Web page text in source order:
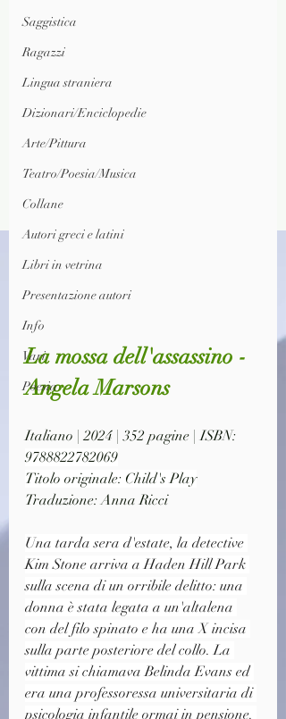
Saggistica
Ragazzi
Lingua straniera
Dizionari/Enciclopedie
Arte/Pittura
Teatro/Poesia/Musica
Collane
Autori greci e latini
Libri in vetrina
Presentazione autori
Info
Vari
Poesia
La mossa dell'assassino -
Angela Marsons
Italiano | 2024 | 352 pagine | ISBN:
9788822782069
Titolo originale: Child's Play
Traduzione: Anna Ricci
Una tarda sera d'estate, la detective
Kim Stone arriva a Haden Hill Park
sulla scena di un orribile delitto: una
donna è stata legata a un'altalena
con del filo spinato e ha una X incisa
sulla parte posteriore del collo. La
vittima si chiamava Belinda Evans ed
era una professoressa universitaria di
psicologia infantile ormai in pensione.